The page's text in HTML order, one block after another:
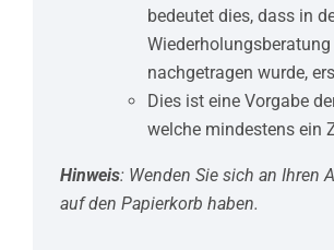
bedeutet dies, dass in
nachgetragen wurde,
Dies ist eine Vorgabe
welche mindestens ein
Hinweis: Wenden Sie sich an Ihren
auf den Papierkorb haben.